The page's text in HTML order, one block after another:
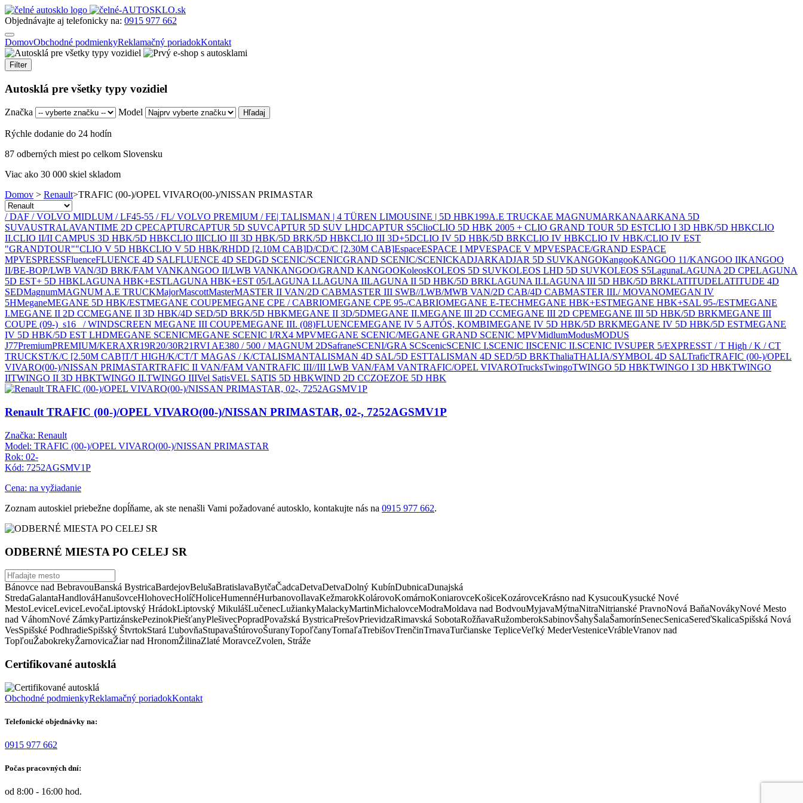
Objednávajte aj telefonicky na: 0915 977 662
DomovObchodné podmienkyReklamačný poriadokKontakt
Filter
Autosklá pre všetky typy vozidiel
Značka Model
Rýchle dodanie do 24 hodín
87 odberných miest po celkom Slovensku
Viac ako 30 000 skiel skladom
Domov > Renault>TRAFIC (00-)/OPEL VIVARO(00-)/NISSAN PRIMASTAR
/ DAF / VOLVO MIDLUM / LF45-55 / FL/ VOLVO PREMIUM / FE| TALISMAN | 4 TÜREN LIMOUSINE | 5D HBK199A.E TRUCKAE MAGNUMARKANAARKANA 5D
SUVAUSTRALAVANTIME 2D CPECAPTURCAPTUR 5D SUVCAPTUR 5D SUV LHDCAPTUR S5ClioCLIO 5D HBK 2005 + CLIO GRAND TOUR 5D ESTCLIO I 3D HBK/5D HBKCLIO
II.CLIO II/II CAMPUS 3D HBK/5D HBKCLIO IIICLIO III 3D HBK/5D BRK/5D HBKCLIO III 3D+5DCLIO IV 5D HBK/5D BRKCLIO IV HBKCLIO IV HBK/CLIO IV EST
"GRANDTOUR""CLIO V 5D HBKCLIO V 5D HBK/RHDD [2.10M CAB]D/CD/C [2.30M CAB]EspaceESPACE I MPVESPACE V MPVESPACE/GRAND ESPACE
MPVESPRESSFluenceFLUENCE 4D SALFLUENCE 4D SEDGD SCENIC/SCENICGRAND SCENIC/SCENICKADJARKADJAR 5D SUVKANGOKangooKANGOO 11/KANGOO IIKANGOO
II/BE-BOP/LWB VAN/3D BRK/FAM VANKANGOO II/LWB VANKANGOO/GRAND KANGOOKoleosKOLEOS 5D SUVKOLEOS LHD 5D SUVKOLEOS S5LagunaLAGUNA 2D CPELAGUNA
5D EST+ 5D HBKLAGUNA HBK+ESTLAGUNA HBK+EST 05/LAGUNA I.LAGUNA IILAGUNA II 5D HBK/5D BRKLAGUNA II.LAGUNA III 5D HBK/5D BRKLATITUDELATITUDE 4D
SEDMagnumMAGNUM A.E TRUCKMajorMascottMasterMASTER II VAN/2D CABMASTER III SWB//LWB/MWB VAN/2D CAB/4D CABMASTER III./ MOVANOMEGAN IV
5HMeganeMEGANE 5D HBK/ESTMEGANE COUPEMEGANE CPE / CABRIOMEGANE CPE 95-/CABRIOMEGANE E-TECHMEGANE HBK+ESTMEGANE HBK+SAL 95-/ESTMEGANE
I.MEGANE II 2D CCMEGANE II 3D HBK/4D SED/5D BRK/5D HBKMEGANE II 3D/5DMEGANE II.MEGANE III 2D CCMEGANE III 2D CPEMEGANE III 5D HBK/5D BRKMEGANE III
COUPE (09-)_s16_ / WINDSCREEN MEGANE III COUPEMEGANE III. (08)FLUENCEMEGANE IV 5 AJTÓS, KOMBIMEGANE IV 5D HBK/5D BRKMEGANE IV 5D HBK/5D ESTMEGANE
IV 5D HBK/5D EST LHDMEGANE SCENICMEGANE SCENIC I/RX4 MPVMEGANE SCENIC/MEGANE GRAND SCENIC MPVMidlumModusMODUS
J77PremiumPREMIUM/KERAXR19R20/30R21RVI AE380 / 500 / MAGNUM 2DSafraneSCENI/GRA SCScenicSCENIC I.SCENIC IISCENIC II.SCENIC IVSUPER 5/EXPRESST / T High / K / CT
TRUCKST/K/C [2.50M CAB]T/T HIGH/K/CT/T MAGAS / K/CTALISMANTALISMAN 4D SAL/5D ESTTALISMAN 4D SED/5D BRKThaliaTHALIA/SYMBOL 4D SALTraficTRAFIC (00-)/OPEL
VIVARO(00-)/NISSAN PRIMASTARTRAFIC II VAN/FAM VANTRAFIC III//III LWB VAN/FAM VANTRAFIC/OPEL VIVAROTrucksTwingoTWINGO 5D HBKTWINGO I 3D HBKTWINGO
IITWINGO II 3D HBKTWINGO II.TWINGO IIIVel SatisVEL SATIS 5D HBKWIND 2D CCZOEZOE 5D HBK
Renault TRAFIC (00-)/OPEL VIVARO(00-)/NISSAN PRIMASTAR, 02-, 7252AGSMV1P
Značka: Renault
Model: TRAFIC (00-)/OPEL VIVARO(00-)/NISSAN PRIMASTAR
Rok: 02-
Kód: 7252AGSMV1P
Cena: na vyžiadanie
Zoznam autoskiel priebežne dopĺňame, ak ste nenašli Vami požadované autosklo, kontakujte nás na 0915 977 662.
ODBERNÉ MIESTA PO CELEJ SR
Bánovce nad BebravouBanská BystricaBardejovBelušaBratislavaBytčaČadcaDetvaDetvaDolný KubínDubnicaDunajská
StredaGalantaHandlováHanušovceHlohovecHolíčHoliceHumennéHurbanovoIlavaKežmarokKolárovoKomárnoKoniarovceKošiceKozárovceKrásno nad KysucouKysucké Nové
MestoLeviceLeviceLevočaLiptovský HrádokLiptovský MikulášLučenecLužiankyMalackyMartinMichalovceModraMoldava nad BodvouMyjavaMýtnaNitraNitrianské PravnoNová BaňaNovákyNové Mesto
nad VáhomNové ZámkyPartizánskePezinokPiešťanyPlešivecPopradPovažská BystricaPrešovPrievidzaRimavská SobotaRožňavaRužomberokSabinovŠahyŠalaŠamorínSenecSenicaSereďSkalicaSpišská Nová
VesSpišské PodhradieSpišský ŠtvrtokStará ĽubovňaStupavaŠtúrovoŠuranyTopoľčanyTornaľaTrebišovTrenčinTrnavaTurčianske TepliceVeľký MederVesteniceVrábleVranov nad
TopľouŽabokrekyŽarnovicaŽiar nad HronomŽilinaZlaté MoravceZvolen, Stráže
Certifikované autosklá
Obchodné podmienkyReklamačný poriadokKontakt
Telefonické objednávky na:
0915 977 662
Počas pracovných dní:
od 8:00 - 16:00 hod.